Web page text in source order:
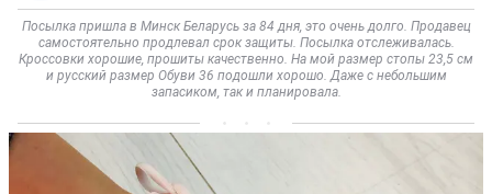
Посылка пришла в Минск Беларусь за 84 дня, это очень долго. Продавец
самостоятельно продлевал срок защиты. Посылка отслеживалась.
Кроссовки хорошие, прошиты качественно. На мой размер стопы 23,5 см
и русский размер Обуви 36 подошли хорошо. Даже с небольшим
запасиком, так и планировала.